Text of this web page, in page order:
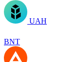
UAH
BNT